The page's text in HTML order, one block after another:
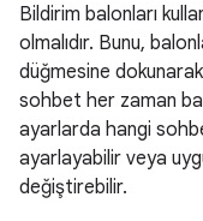
Bildirim balonları
olmalıdır. Bunu,
düğmesine
sohbet her zaman
ayarlarda hangi
ayarlayabilir veya
değiştirebilir.